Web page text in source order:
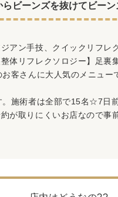
らビーンズを抜けてビー
アン手技、クイックリフレ
体リフレクソロジー】足裏
客さんに大人気のメニュー
施術者は全部で15名☆7日
が取りにくいお店なので事